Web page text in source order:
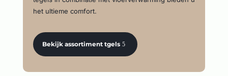
het ultieme comfort.
Bekijk assortiment tgels